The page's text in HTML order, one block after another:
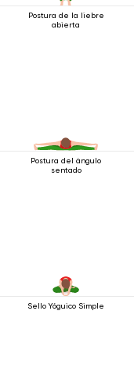
Postura de la liebre
abierta
Postura del ángulo
sentado
Sello Yóguico Simple